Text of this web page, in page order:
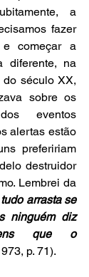
a
fazer
e começar a
diferente, na
do século XX,
sobre os
eventos
alertas estão
prefeririam
destruidor
Lembrei da
arrasta se
ninguém diz
que o
p. 71).